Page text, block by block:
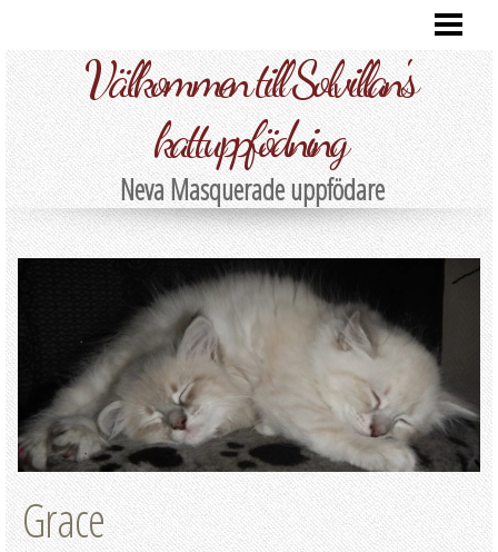
VÅRA KATTER
FOTO
KULLAR
INFORMATION
KONTAKT
Välkommen till Solvillan's
kattuppfödning
Neva Masquerade uppfödare
Grace